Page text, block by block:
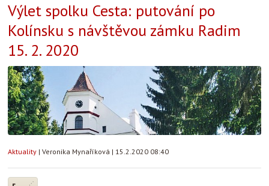
Výlet spolku Cesta: putování po
Kolínsku s návštěvou zámku Radim
15. 2. 2020
Aktuality | Veronika Mynaříková | 15.2.2020 08:40